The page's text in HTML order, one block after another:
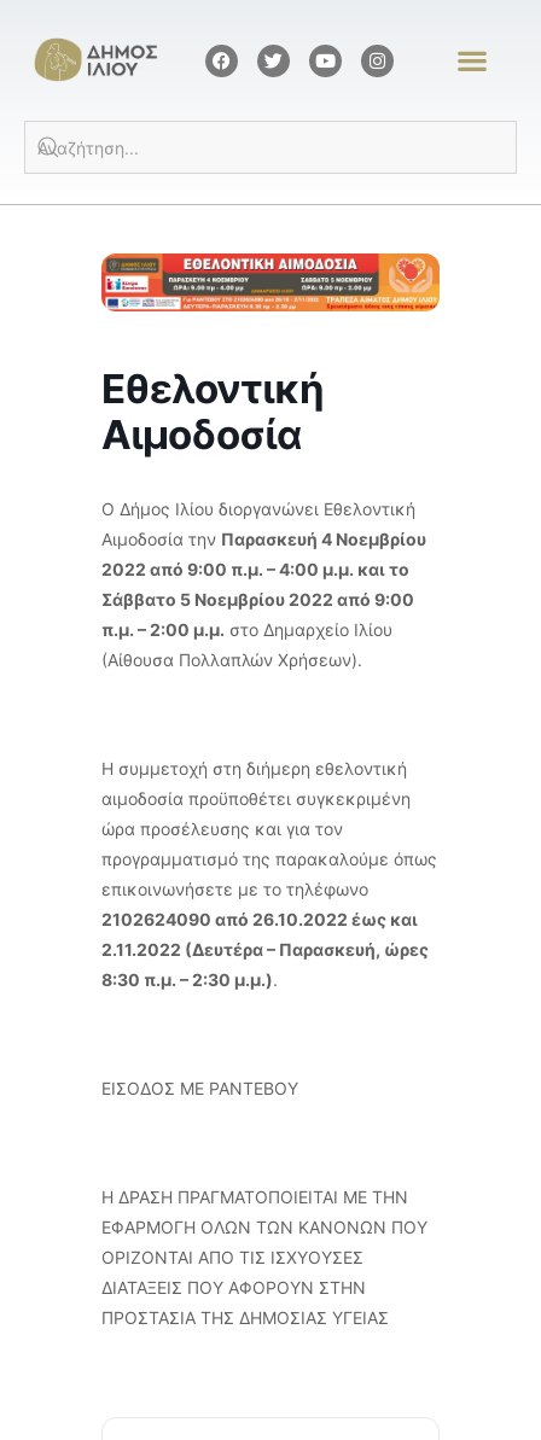
Εθελοντική
Αιμοδοσία
Ο Δήμος Ιλίου διοργανώνει Εθελοντική
Αιμοδοσία την Παρασκευή 4 Νοεμβρίου
2022 από 9:00 π.μ. – 4:00 μ.μ. και το
Σάββατο 5 Νοεμβρίου 2022 από 9:00
π.μ. – 2:00 μ.μ. στο Δημαρχείο Ιλίου
(Αίθουσα Πολλαπλών Χρήσεων).
Η συμμετοχή στη διήμερη εθελοντική
αιμοδοσία προϋποθέτει συγκεκριμένη
ώρα προσέλευσης και για τον
προγραμματισμό της παρακαλούμε όπως
επικοινωνήσετε με το τηλέφωνο
2102624090 από 26.10.2022 έως και
2.11.2022 (Δευτέρα – Παρασκευή, ώρες
8:30 π.μ. – 2:30 μ.μ.).
ΕΙΣΟΔΟΣ ΜΕ ΡΑΝΤΕΒΟΥ
Η ΔΡΑΣΗ ΠΡΑΓΜΑΤΟΠΟΙΕΙΤΑΙ ΜΕ ΤΗΝ
ΕΦΑΡΜΟΓΗ ΟΛΩΝ ΤΩΝ ΚΑΝΟΝΩΝ ΠΟΥ
ΟΡΙΖΟΝΤΑΙ ΑΠΟ ΤΙΣ ΙΣΧΥΟΥΣΕΣ
ΔΙΑΤΑΞΕΙΣ ΠΟΥ ΑΦΟΡΟΥΝ ΣΤΗΝ
ΠΡΟΣΤΑΣΙΑ ΤΗΣ ΔΗΜΟΣΙΑΣ ΥΓΕΙΑΣ